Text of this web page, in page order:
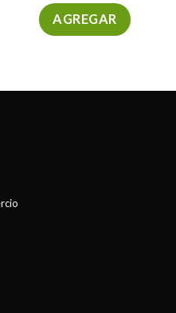
AGREGAR
múltiples